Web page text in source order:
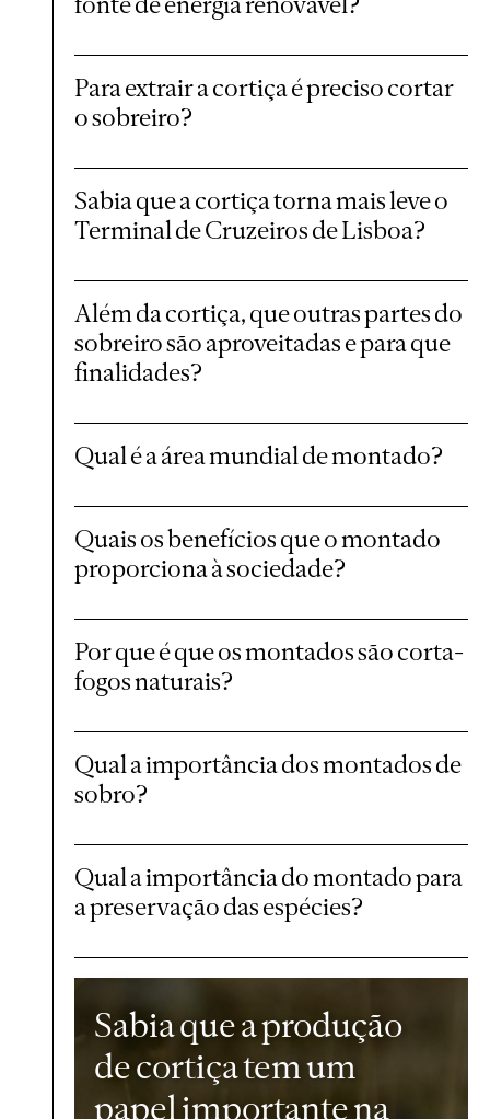
Para extrair a cortiça é preciso cortar
o sobreiro?
Sabia que a cortiça torna mais leve o
Terminal de Cruzeiros de Lisboa?
Além da cortiça, que outras partes do
sobreiro são aproveitadas e para que
finalidades?
Qual é a área mundial de montado?
Quais os benefícios que o montado
proporciona à sociedade?
Por que é que os montados são corta-
fogos naturais?
Qual a importância dos montados de
sobro?
Qual a importância do montado para
a preservação das espécies?
Sabia que a produção
de cortiça tem um
papel importante na